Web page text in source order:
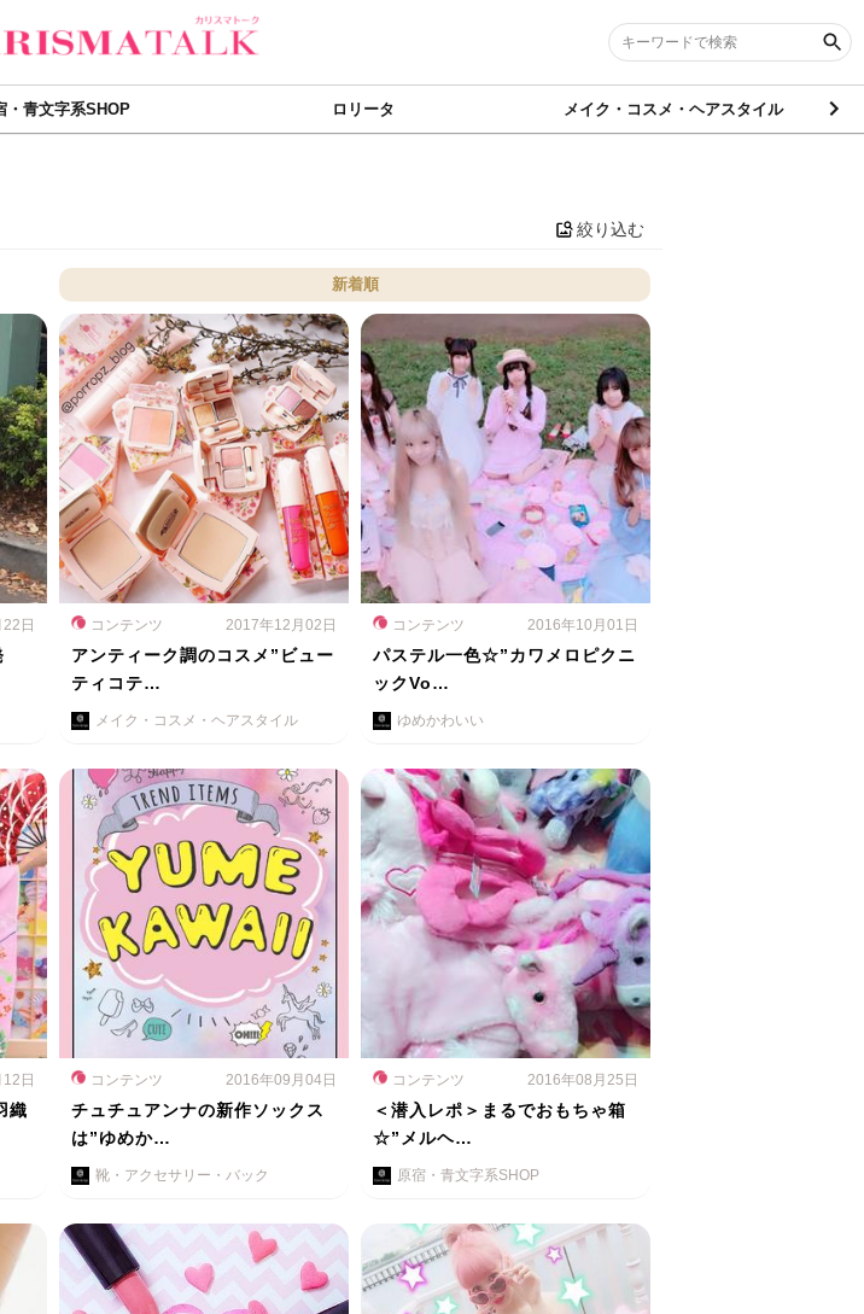
・青文字系SHOP ロリータ メイク・コスメ・ヘアスタイル
絞り込む
新着順
日 コンテンツ 2017年12月02日
アンティーク調のコスメ”ビュー
ティコテ…
メイク・コスメ・ヘアスタイル
コンテンツ 2016年10月01日
パステル一色☆”カワメロピクニ
ックVo…
ゆめかわいい
日
織
コンテンツ 2016年09月04日
チュチュアンナの新作ソックス
は”ゆめか…
靴・アクセサリー・バック
コンテンツ 2016年08月25日
＜潜入レポ＞まるでおもちゃ箱
☆”メルヘ…
原宿・青文字系SHOP